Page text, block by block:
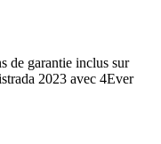
de garantie inclus sur
2023 avec 4Ever